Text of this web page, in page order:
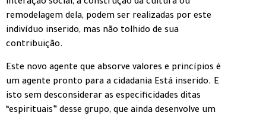
interação social, a construção da cultura ou
remodelagem dela, podem ser realizadas por este
indivíduo inserido, mas não tolhido de sua
contribuição.
Este novo agente que absorve valores e princípios é
um agente pronto para a cidadania Está inserido. E
isto sem desconsiderar as especificidades ditas
“espirituais” desse grupo, que ainda desenvolve um